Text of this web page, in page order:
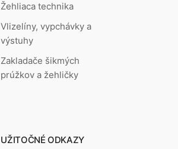
Žehliaca technika
Vlizelíny, vypchávky a
výstuhy
Zakladače šikmých
prúžkov a žehličky
UŽITOČNÉ ODKAZY